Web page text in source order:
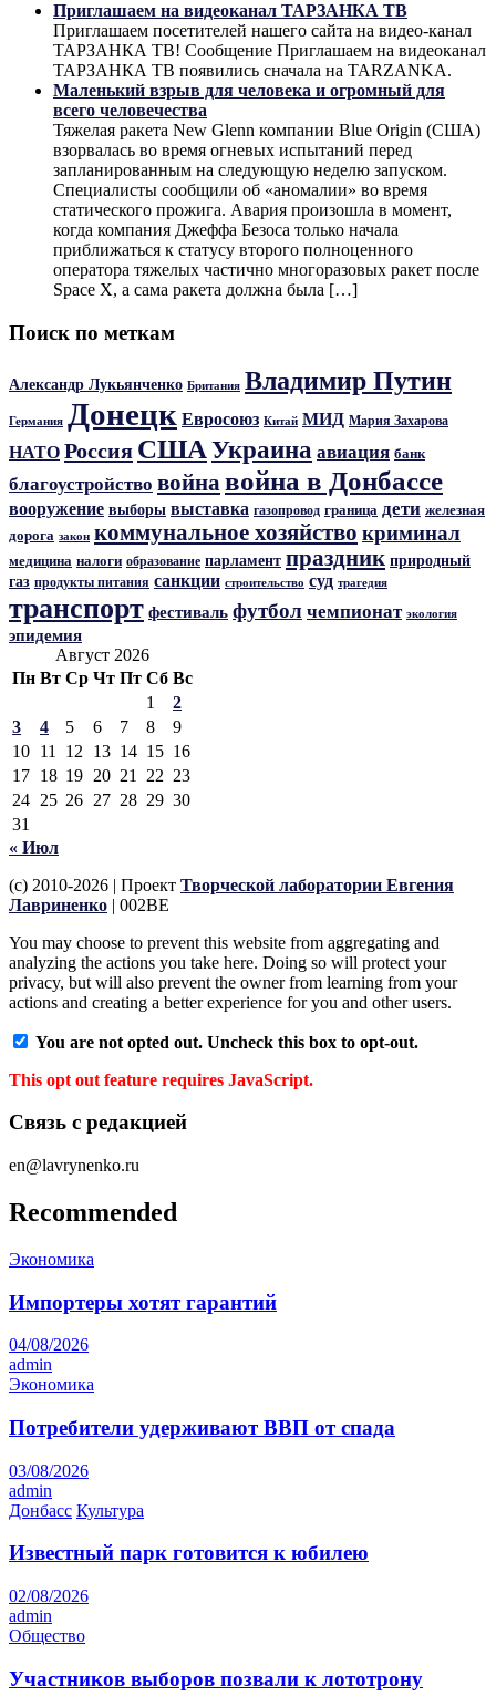
Приглашаем на видеоканал ТАРЗАНКА ТВ
Приглашаем посетителей нашего сайта на видео-канал
ТАРЗАНКА ТВ! Сообщение Приглашаем на видеоканал
ТАРЗАНКА ТВ появились сначала на TARZANKA.
Маленький взрыв для человека и огромный для
всего человечества
Тяжелая ракета New Glenn компании Blue Origin (США)
взорвалась во время огневых испытаний перед
запланированным на следующую неделю запуском.
Специалисты сообщили об «аномалии» во время
статического прожига. Авария произошла в момент,
когда компания Джеффа Безоса только начала
приближаться к статусу второго полноценного
оператора тяжелых частично многоразовых ракет после
Space X, а сама ракета должна была […]
Поиск по меткам
Александр Лукьянченко Британия Владимир Путин
Германия Донецк Евросоюз Китай МИД Мария Захарова
НАТО Россия СШАУкраина авиация банк
благоустройство война война в Донбассе
вооружение выборы выставка газопровод граница дети железная
дорога закон коммунальное хозяйство криминал
медицина налоги образование парламент праздник природный
газ продукты питания санкции строительство суд трагедия
транспорт фестиваль футбол чемпионат экология
эпидемия
Август 2026
Пн Вт Ср Чт Пт Сб Вс
1
2
3
4 5 6 7 8
9
10 11 12 13 14 15 16
17 18 19 20 21 22 23
24 25 26 27 28 29 30
31
« Июл
(c) 2010-2026 | Проект Творческой лаборатории Евгения
Лавриненко | 002BE
You may choose to prevent this website from aggregating and
analyzing the actions you take here. Doing so will protect your
privacy, but will also prevent the owner from learning from your
actions and creating a better experience for you and other users.
You are not opted out. Uncheck this box to opt-out.
This opt out feature requires JavaScript.
Связь с редакцией
en@lavrynenko.ru
Recommended
Экономика
Импортеры хотят гарантий
04/08/2026
admin
Экономика
Потребители удерживают ВВП от спада
03/08/2026
admin
Донбасс Культура
Известный парк готовится к юбилею
02/08/2026
admin
Общество
Участников выборов позвали к лототрону